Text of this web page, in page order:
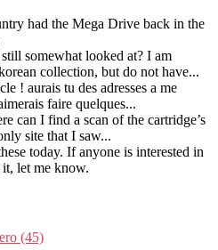
had the Mega Drive back in the
somewhat looked at? I am
collection, but do not have...
! aurais tu des adresses a me
faire quelques...
can I find a scan of the cartridge’s
site that I saw...
today. If anyone is interested in
let me know.
(45)